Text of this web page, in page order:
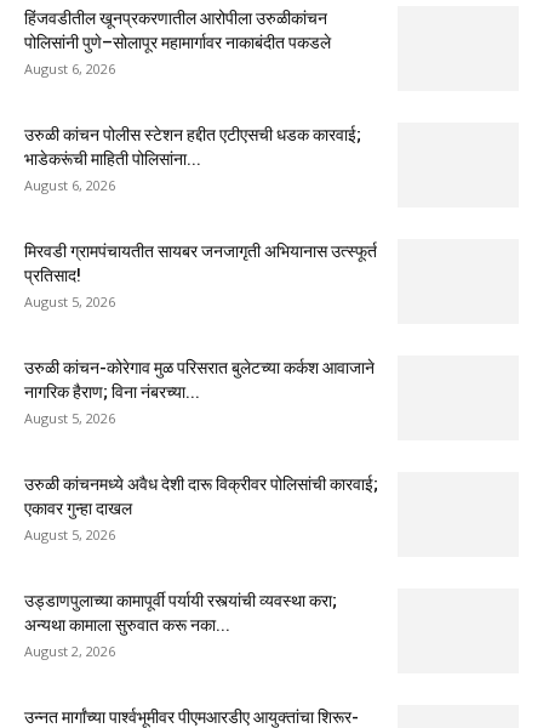
हिंजवडीतील खूनप्रकरणातील आरोपीला उरुळीकांचन
पोलिसांनी पुणे–सोलापूर महामार्गावर नाकाबंदीत पकडले
August 6, 2026
उरुळी कांचन पोलीस स्टेशन हद्दीत एटीएसची धडक कारवाई;
भाडेकरूंची माहिती पोलिसांना...
August 6, 2026
मिरवडी ग्रामपंचायतीत सायबर जनजागृती अभियानास उत्स्फूर्त
प्रतिसाद!
August 5, 2026
उरुळी कांचन-कोरेगाव मुळ परिसरात बुलेटच्या कर्कश आवाजाने
नागरिक हैराण; विना नंबरच्या...
August 5, 2026
उरुळी कांचनमध्ये अवैध देशी दारू विक्रीवर पोलिसांची कारवाई;
एकावर गुन्हा दाखल
August 5, 2026
उड्डाणपुलाच्या कामापूर्वी पर्यायी रस्त्यांची व्यवस्था करा;
अन्यथा कामाला सुरुवात करू नका...
August 2, 2026
उन्नत मार्गांच्या पार्श्वभूमीवर पीएमआरडीए आयुक्तांचा शिरूर-